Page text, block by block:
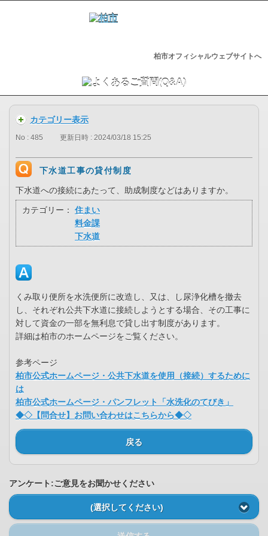
柏市オフィシャルウェブサイトへ
カテゴリー表示
No : 485 更新日時 : 2024/03/18 15:25
下水道工事の貸付制度
下水道への接続にあたって、助成制度などはありますか。
カテゴリー：
住まい
料金課
下水道
くみ取り便所を水洗便所に改造し、又は、し尿浄化槽を撤去
し、それぞれ公共下水道に接続しようとする場合、その工事に
対して資金の一部を無利息で貸し出す制度があります。
詳細は柏市のホームページをご覧ください。
参考ページ
柏市公式ホームページ・公共下水道を使用（接続）するために
は
柏市公式ホームページ・パンフレット「水洗化のてびき」
◆◇【問合せ】お問い合わせはこちらから◆◇
戻る
アンケート:ご意見をお聞かせください
(選択してください)